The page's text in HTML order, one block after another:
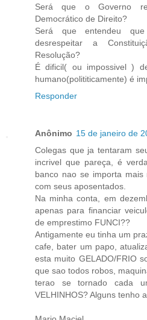
Será que o Governo
Democrático de Direito?
Será que entendeu
desrespeitar a
Resolução?
É dificil( ou impossivel )
humano(polititicamente) é
Responder
Anônimo 15 de janeiro de
Colegas que ja tentaram
incrivel que pareça, é
banco nao se importa
com seus aposentados.
Na minha conta, em
apenas para financiar
de emprestimo FUNCI??
Antigamente eu tinha um
cafe, bater um papo,
esta muito GELADO/FRIO
que sao todos robos,
terao se tornado cada
VELHINHOS? Alguns tenho